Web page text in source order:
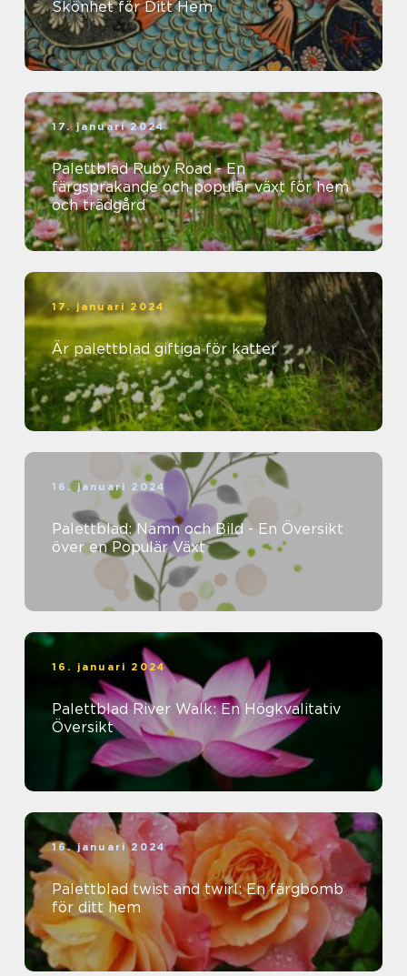
Skönhet för Ditt Hem
17. januari 2024
Palettblad Ruby Road - En
färgsprakande och populär växt för hem
och trädgård
17. januari 2024
Är palettblad giftiga för katter
16. januari 2024
Palettblad: Namn och Bild - En Översikt
över en Populär Växt
16. januari 2024
Palettblad River Walk: En Högkvalitativ
Översikt
16. januari 2024
Palettblad twist and twirl: En färgbomb
för ditt hem